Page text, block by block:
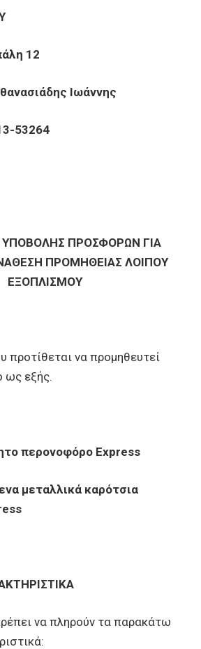
12
Ιωάννης
53264
ΠΡΟΣΦΟΡΩΝ ΓΙΑ
ΠΡΟΜΗΘΕΙΑΣ ΛΟΙΠΟΥ
ΕΞΟΠΛΙΣΜΟΥ
προτίθεται να προμηθευτεί
ως εξής.
περονοφόρο Express
μεταλλικά καρότσια
να πληρούν τα παρακάτω